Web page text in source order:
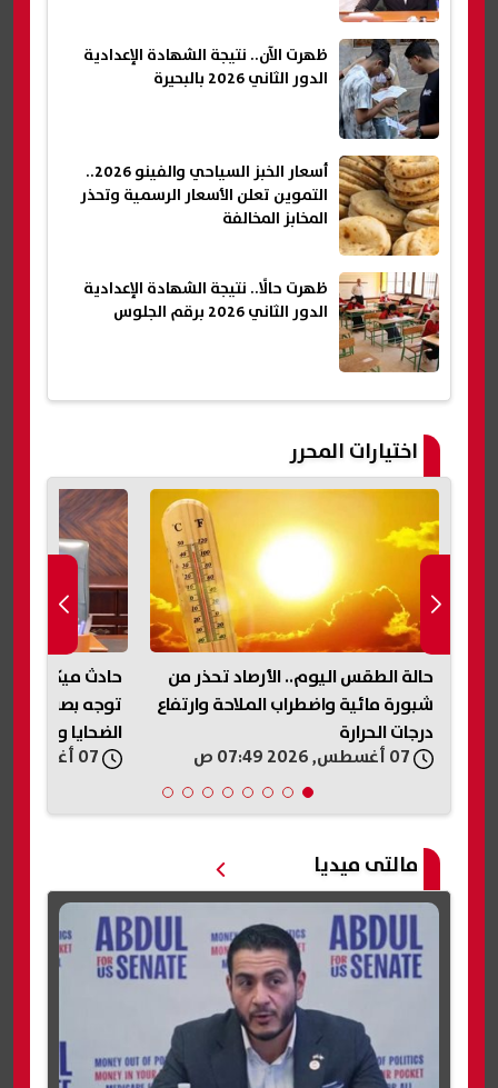
ظهرت الآن.. نتيجة الشهادة الإعدادية
الدور الثاني 2026 بالبحيرة
أسعار الخبز السياحي والفينو 2026..
التموين تعلن الأسعار الرسمية وتحذر
المخابز المخالفة
ظهرت حالًا.. نتيجة الشهادة الإعدادية
الدور الثاني 2026 برقم الجلوس
اختيارات المحرر
حالة الطقس اليوم.. الأرصاد تحذر من
شبورة مائية واضطراب الملاحة وارتفاع
درجات الحرارة
حادث ميكروباص
توجه بصرف
الضحايا
مالتى ميديا